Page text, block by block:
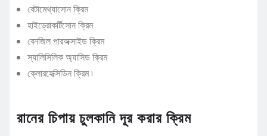
বেটামেথ্যাসোন ক্রিম
হাইড্রোকর্টিসোন ক্রিম
বেনজিল পারঅক্সাইড ক্রিম
স্যালিসিলিক অ্যাসিড ক্রিম
ক্লোরহেক্সিডিন ক্রিম ৷
রানের চিপায় চুলকানি দূর করার ক্রিম